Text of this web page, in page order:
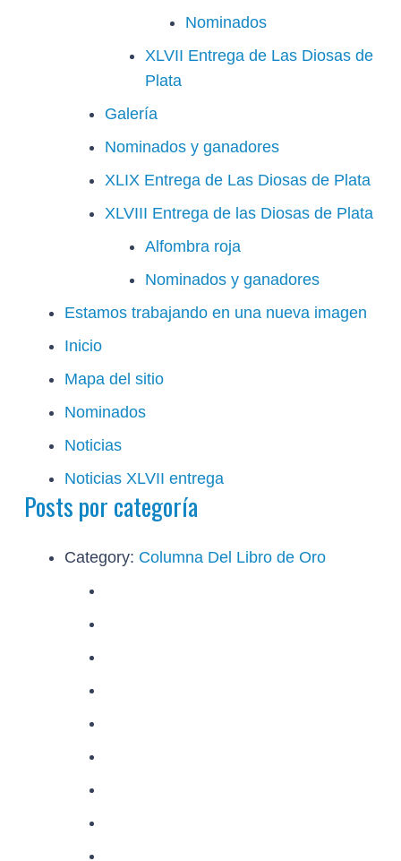
Nominados
XLVII Entrega de Las Diosas de
Plata
Galería
Nominados y ganadores
XLIX Entrega de Las Diosas de Plata
XLVIII Entrega de las Diosas de Plata
Alfombra roja
Nominados y ganadores
Estamos trabajando en una nueva imagen
Inicio
Mapa del sitio
Nominados
Noticias
Noticias XLVII entrega
Posts por categoría
Category: Columna Del Libro de Oro